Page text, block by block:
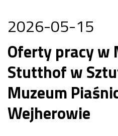
2026-05-15
Oferty pracy w
Stutthof w
Muzeum
Wejherowie